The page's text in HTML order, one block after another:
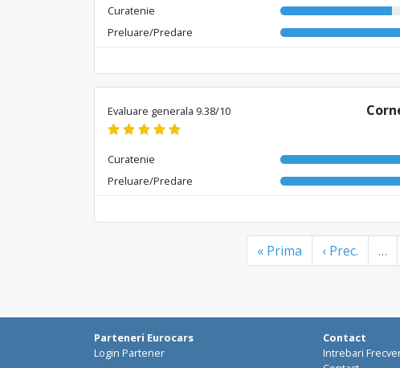
Curatenie
Preluare/Predare
Evaluare generala 9.38/10
Curatenie
Preluare/Predare
« Prima ‹ Prec. …
Parteneri Eurocars
Login Partener
Contact
Intrebari